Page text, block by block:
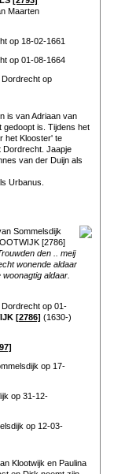
Maarten
op 18-02-1661
op 01-08-1664
op
is van Adriaan van
gedoopt is. Tijdens het
het Klooster' te
Dordrecht. Jaapje
van der Duijn als
Urbanus.
Sommelsdijk
[2786]
den .. meij
wonende aldaar
aldaar.
op 01-
[2786] (1630-)
op 17-
op 31-12-
op 12-03-
Klootwijk en Paulina